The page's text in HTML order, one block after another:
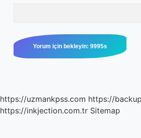
https://uzmankpss.com https://
https://inkjection.com.tr Sitemap